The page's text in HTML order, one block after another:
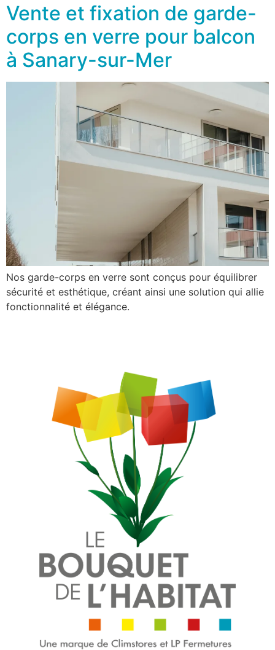
Vente et fixation de garde-
corps en verre pour balcon
à Sanary-sur-Mer
Nos garde-corps en verre sont conçus pour équilibrer
sécurité et esthétique, créant ainsi une solution qui allie
fonctionnalité et élégance.